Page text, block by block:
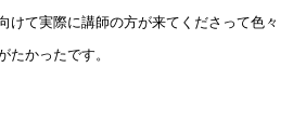
けて実際に講師の方が来てくださって色々
たかったです。